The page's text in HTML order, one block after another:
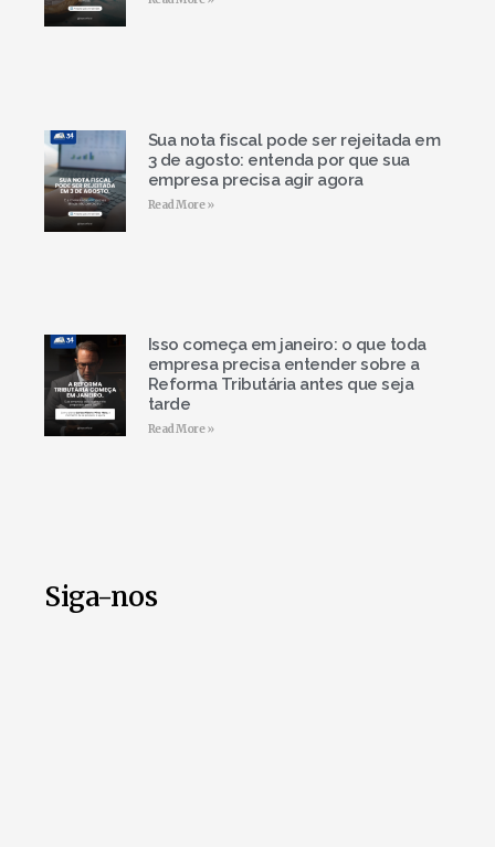
Sua nota fiscal pode ser rejeitada em
3 de agosto: entenda por que sua
empresa precisa agir agora
Read More »
Isso começa em janeiro: o que toda
empresa precisa entender sobre a
Reforma Tributária antes que seja
tarde
Read More »
Siga-nos